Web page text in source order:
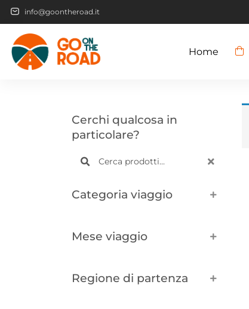
info@goontheroad.it
Home
Cerchi qualcosa in
particolare?
Categoria viaggio
Mese viaggio
Regione di partenza